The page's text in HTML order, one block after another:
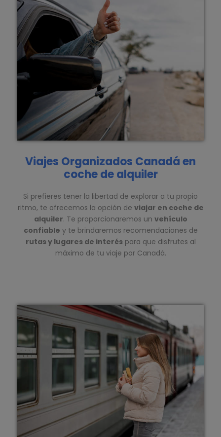
Viajes Organizados Canadá en
coche de alquiler
Si prefieres tener la libertad de explorar a tu propio
ritmo, te ofrecemos la opción de viajar en coche de
alquiler. Te proporcionaremos un vehículo
confiable y te brindaremos recomendaciones de
rutas y lugares de interéspara que disfrutes al
máximo de tu viaje por Canadá.